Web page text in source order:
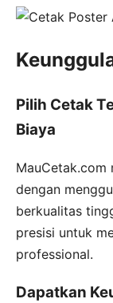
Pilih Cetak
Biaya
MauCetak.com
dengan
berkualitas
presisi untuk
professional.
Dapatkan